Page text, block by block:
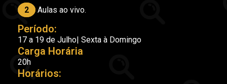
2 Aulas ao vivo.
Período:
17 a 19 de Julho| Sexta à Domingo
Carga Horária
20h
Horários: